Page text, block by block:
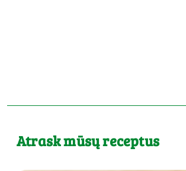
Atrask mūsų receptus